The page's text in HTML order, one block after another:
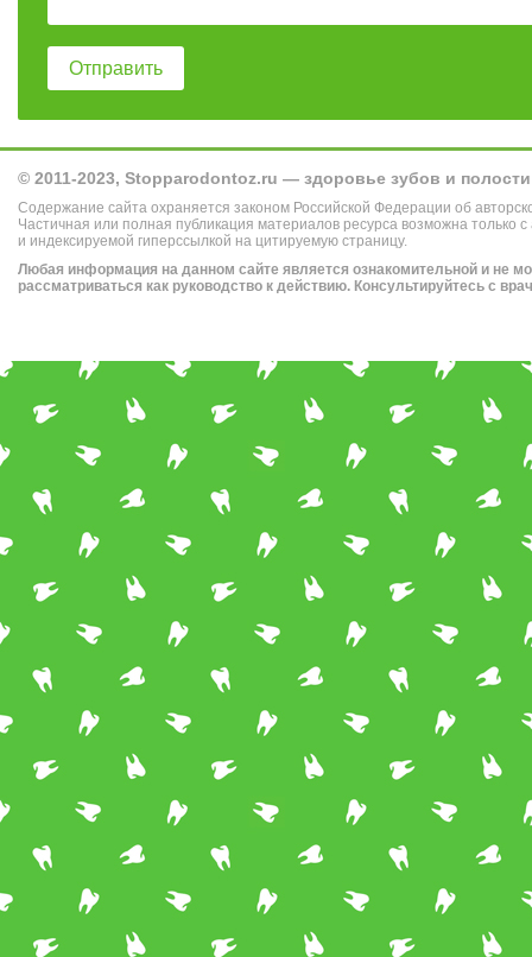
© 2011-2023, Stopparodontoz.ru — здоровье зубов и
Содержание сайта охраняется законом Российской Федерации об
Частичная или полная публикация материалов ресурса возможна только с
и индексируемой гиперссылкой на цитируемую страницу.
Любая информация на данном сайте является ознакомительной и не
рассматриваться как руководство к действию. Консультируйтесь с